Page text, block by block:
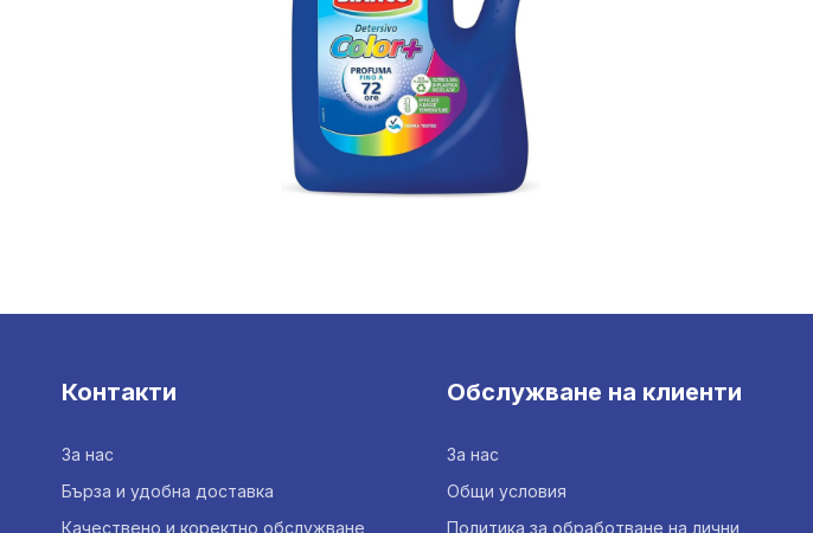
Контакти
За нас
Бърза и удобна доставка
Качествено и коректно обслужване
Обслужване на клиенти
За нас
Общи условия
Политика за обработване на лични